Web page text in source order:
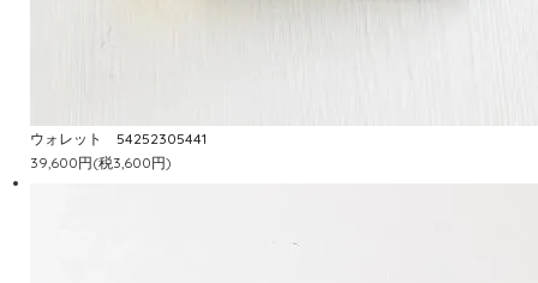
ウォレット 54252305441
39,600円(税3,600円)